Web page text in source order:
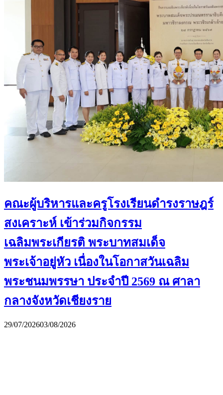
คณะผู้บริหารและครูโรงเรียนดำรงราษฎร์
สงเคราะห์ เข้าร่วมกิจกรรม
เฉลิมพระเกียรติ พระบาทสมเด็จ
พระเจ้าอยู่หัว เนื่องในโอกาสวันเฉลิม
พระชนมพรรษา ประจำปี 2569 ณ ศาลา
กลางจังหวัดเชียงราย
29/07/202603/08/2026